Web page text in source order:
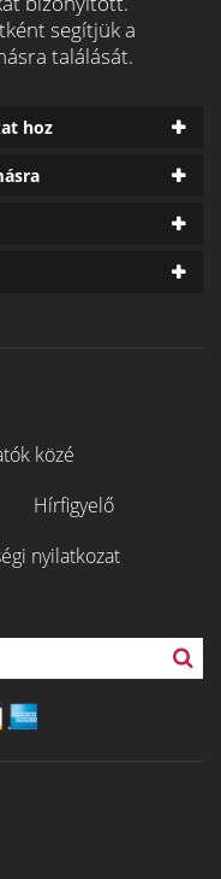
segítjük a
találását.
hoz
közé
Hírfigyelő
nyilatkozat